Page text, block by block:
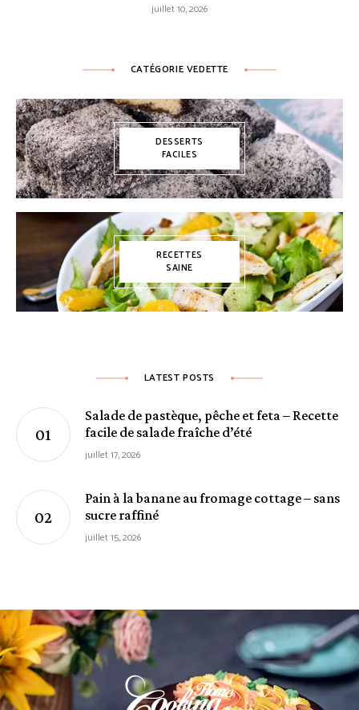
juillet 10, 2026
CATÉGORIE VEDETTE
DESSERTS
FACILES
RECETTES
SAINE
LATEST POSTS
Salade de pastèque, pêche et feta – Recette
facile de salade fraîche d’été
juillet 17, 2026
Pain à la banane au fromage cottage – sans
sucre raffiné
juillet 15, 2026